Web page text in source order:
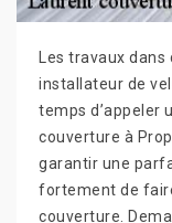
Les travaux
installateur de
temps d’appeler
couverture à
garantir une
fortement de
couverture.